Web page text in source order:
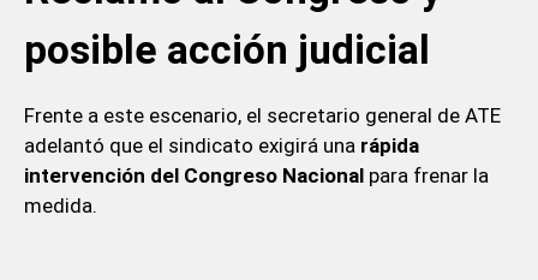
posible acción judicial
Frente a este escenario, el secretario general de ATE
adelantó que el sindicato exigirá una rápida
intervención del Congreso Nacionalpara frenar la
medida.